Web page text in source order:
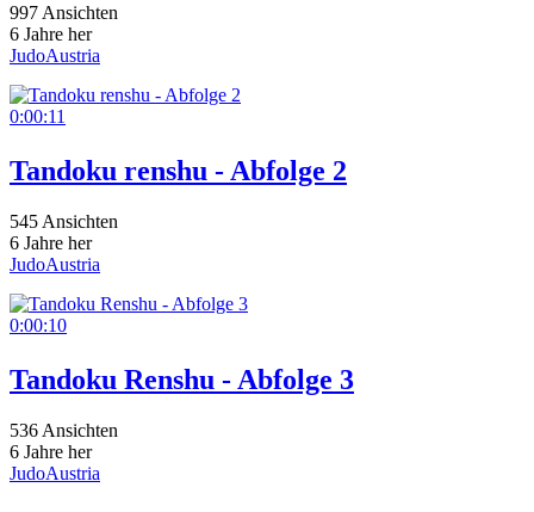
997 Ansichten
6 Jahre her
JudoAustria
0:00:11
Tandoku renshu - Abfolge 2
545 Ansichten
6 Jahre her
JudoAustria
0:00:10
Tandoku Renshu - Abfolge 3
536 Ansichten
6 Jahre her
JudoAustria